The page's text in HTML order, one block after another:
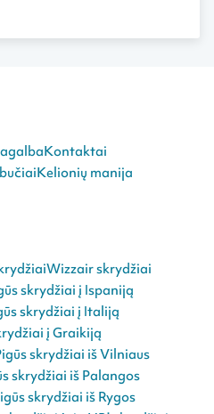
Kontaktai
Kelionių manija
Wizzair skrydžiai
skrydžiai į Ispaniją
skrydžiai į Italiją
į Graikiją
skrydžiai iš Vilniaus
skrydžiai iš Palangos
skrydžiai iš Rygos